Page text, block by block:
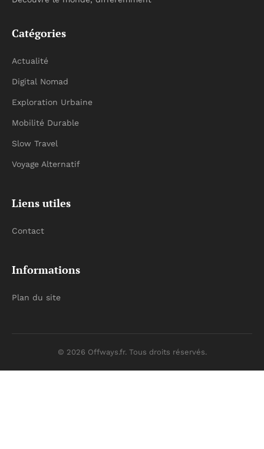
Catégories
Actualité
Digital Nomad
Exploration Urbaine
Mobilité Durable
Slow Travel
Voyage Alternatif
Liens utiles
Contact
Informations
Plan du site
© 2026 Offways.fr. Tous droits réservés.